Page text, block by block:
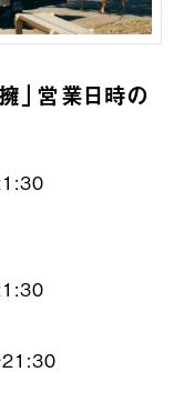
」営業日時の